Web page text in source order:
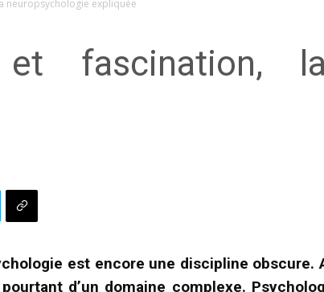
neuropsychologie expliquée
fascination, la
est encore une discipline obscure.
d’un domaine complexe.